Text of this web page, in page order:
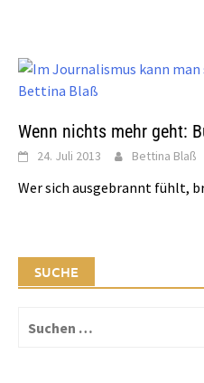
Wenn nichts mehr geht:
24. Juli 2013 Bettina Blaß
Wer sich ausgebrannt fühlt,
SUCHE
nach: